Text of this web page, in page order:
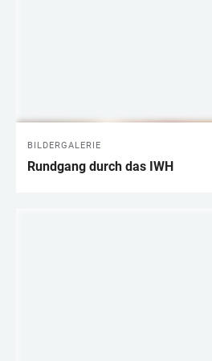
BILDERGALERIE
Rundgang durch das IWH